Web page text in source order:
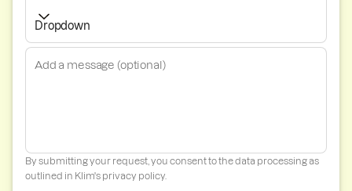
Dropdown
How did you hear about Klim?
By submitting your request, you consent to the data processing as
outlined in Klim's privacy policy